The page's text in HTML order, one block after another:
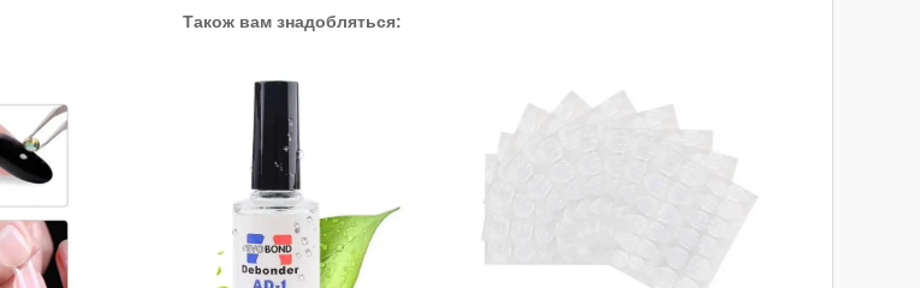
Також вам знадобляться: